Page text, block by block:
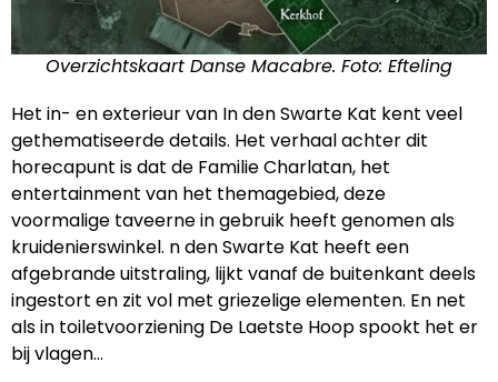
Overzichtskaart Danse Macabre. Foto: Efteling
Het in- en exterieur van In den Swarte Kat kent veel
gethematiseerde details. Het verhaal achter dit
horecapunt is dat de Familie Charlatan, het
entertainment van het themagebied, deze
voormalige taveerne in gebruik heeft genomen als
kruidenierswinkel. n den Swarte Kat heeft een
afgebrande uitstraling, lijkt vanaf de buitenkant deels
ingestort en zit vol met griezelige elementen. En net
als in toiletvoorziening De Laetste Hoop spookt het er
bij vlagen…